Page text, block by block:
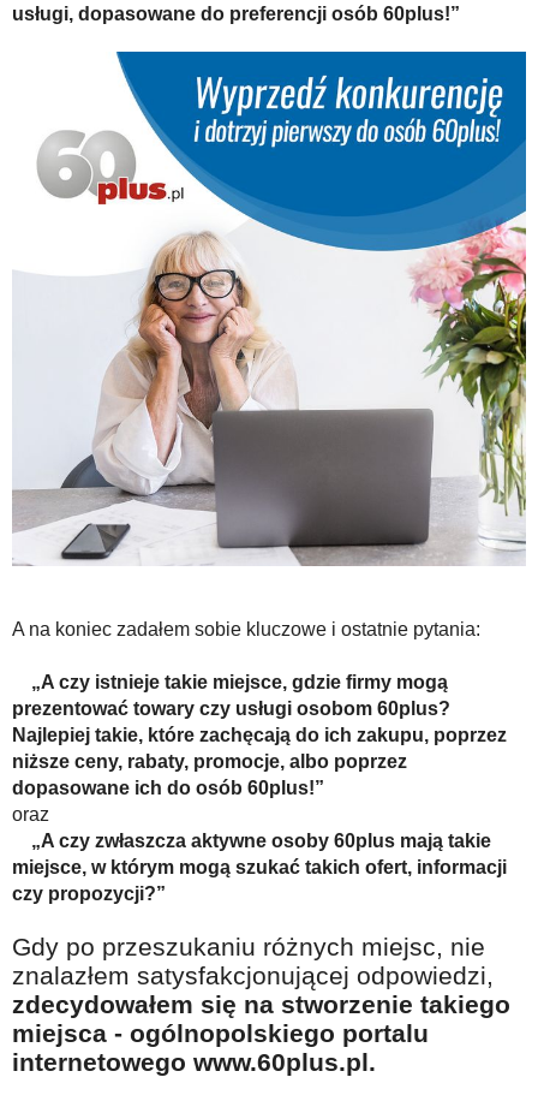
usługi, dopasowane do preferencji osób 60plus!”
A na koniec zadałem sobie kluczowe i ostatnie pytania:
„A czy istnieje takie miejsce, gdzie firmy mogą
prezentować towary czy usługi osobom 60plus?
Najlepiej takie, które zachęcają do ich zakupu, poprzez
niższe ceny, rabaty, promocje, albo poprzez
dopasowane ich do osób 60plus!”
oraz
„A czy zwłaszcza aktywne osoby 60plus mają takie
miejsce, w którym mogą szukać takich ofert, informacji
czy propozycji?”
Gdy po przeszukaniu różnych miejsc, nie
znalazłem satysfakcjonującej odpowiedzi,
zdecydowałem się na stworzenie takiego
miejsca - ogólnopolskiego portalu
internetowego www.60plus.pl.